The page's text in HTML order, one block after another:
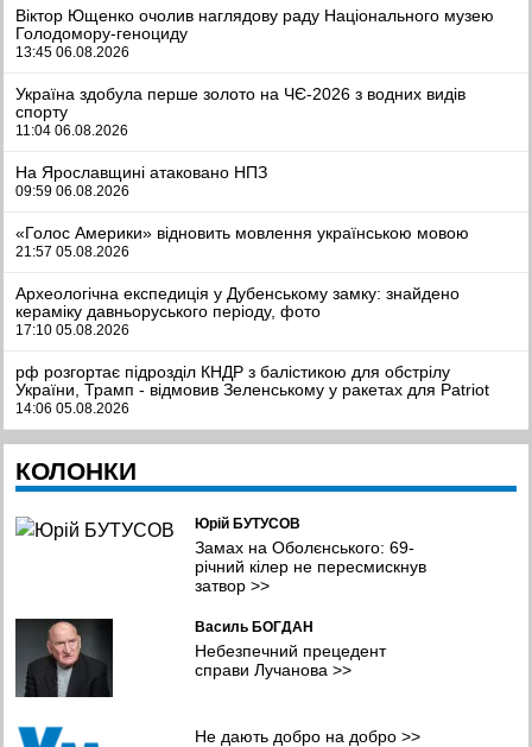
Віктор Ющенко очолив наглядову раду Національного музею
Голодомору-геноциду
13:45 06.08.2026
Україна здобула перше золото на ЧЄ-2026 з водних видів
спорту
11:04 06.08.2026
На Ярославщині атаковано НПЗ
09:59 06.08.2026
«Голос Америки» відновить мовлення українською мовою
21:57 05.08.2026
Археологічна експедиція у Дубенському замку: знайдено
кераміку давньоруського періоду, фото
17:10 05.08.2026
рф розгортає підрозділ КНДР з балістикою для обстрілу
України, Трамп - відмовив Зеленському у ракетах для Patriot
14:06 05.08.2026
Мистецтво, що об’єднує: як понад 300 італійських дітей
відкривали для себе Україну, фото
12:03 05.08.2026
Масована атака Києва та області: значні руйнування, десятки
загиблих та поранених, фото
загрожує дефіцит?
09:11 05.08.2026
Полонений, а не дезертир. Вйськовому з Полтавщини
знадобився ще рік, щоб відновити справедливість
08:38 05.08.2026
КОЛОНКИ
Юрій БУТУСОВ
Замах на Оболєнського: 69-
річний кілер не пересмискнув
затвор>>
Василь БОГДАН
Небезпечний прецедент
справи Лучанова >>
Не дають добро на добро>>